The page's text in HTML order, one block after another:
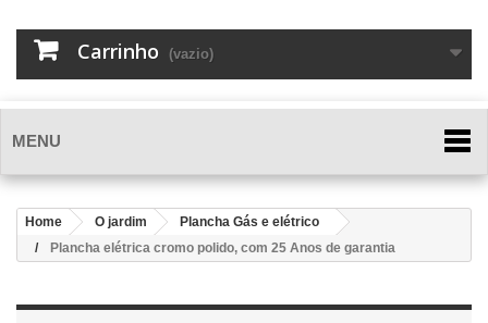
Carrinho (vazio)
MENU
Home O jardim
Plancha Gás e elétrico
Plancha elétrica cromo polido, com 25 Anos de garantia